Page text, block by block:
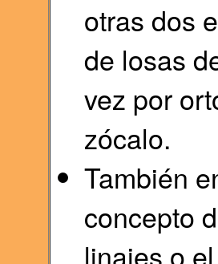
otras dos
de losas
vez por
zócalo.
También
concepto
linajes o